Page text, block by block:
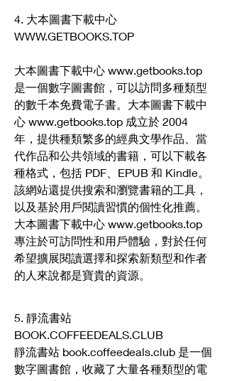
4. 大本圖書下載中心
WWW.GETBOOKS.TOP
大本圖書下載中心 www.getbooks.top
是一個數字圖書館，可以訪問多種類型
的數千本免費電子書。大本圖書下載中
心 www.getbooks.top 成立於 2004
年，提供種類繁多的經典文學作品、當
代作品和公共領域的書籍，可以下載各
種格式，包括 PDF、EPUB 和 Kindle。
該網站還提供搜索和瀏覽書籍的工具，
以及基於用戶閱讀習慣的個性化推薦。
大本圖書下載中心 www.getbooks.top
專注於可訪問性和用戶體驗，對於任何
希望擴展閱讀選擇和探索新類型和作者
的人來說都是寶貴的資源。
5. 靜流書站
BOOK.COFFEEDEALS.CLUB
靜流書站 book.coffeedeals.club 是一個
數字圖書館，收藏了大量各種類型的電